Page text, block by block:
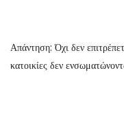
Απάντηση: Όχι δεν
κατοικίες δεν